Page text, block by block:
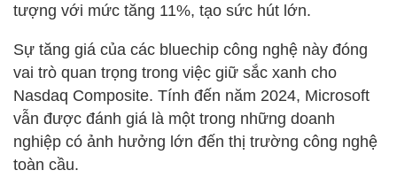
tượng với mức tăng 11%, tạo sức hút lớn.
Sự tăng giá của các bluechip công nghệ này đóng
vai trò quan trọng trong việc giữ sắc xanh cho
Nasdaq Composite. Tính đến năm 2024, Microsoft
vẫn được đánh giá là một trong những doanh
nghiệp có ảnh hưởng lớn đến thị trường công nghệ
toàn cầu.